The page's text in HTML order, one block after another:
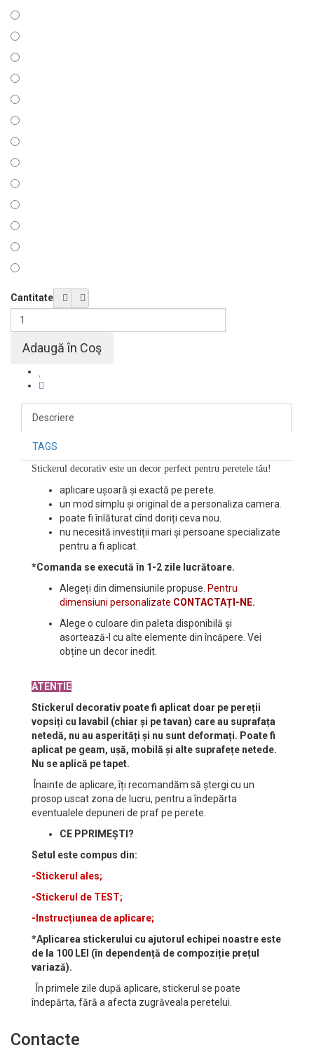
Cantitate
Descriere
TAGS
Stickerul decorativ este un decor perfect pentru peretele tău!
aplicare ușoară și exactă pe perete.
un mod simplu și original de a personaliza camera.
poate fi înlăturat cînd doriți ceva nou.
nu necesită investiții mari și persoane specializate
pentru a fi aplicat.
*Comanda se execută în 1-2 zile lucrătoare.
Alegeți din dimensiunile propuse. Pentru
dimensiuni personalizate CONTACTAȚI-NE.
Alege o culoare din paleta disponibilă și
asortează-l cu alte elemente din încăpere. Vei
obține un decor inedit.
ATENȚIE
Stickerul decorativ poate fi aplicat doar pe pereții
vopsiți cu lavabil (chiar și pe tavan) care au suprafața
netedă, nu au asperități și nu sunt deformați. Poate fi
aplicat pe geam, ușă, mobilă și alte suprafețe netede.
Nu se aplică pe tapet.
Înainte de aplicare, îți recomandăm să ștergi cu un
prosop uscat zona de lucru, pentru a îndepărta
eventualele depuneri de praf pe perete.
CE PPRIMEȘTI?
Setul este compus din:
-Stickerul ales;
-Stickerul de TEST;
-Instrucțiunea de aplicare;
*Aplicarea stickerului cu ajutorul echipei noastre este
de la 100 LEI (în dependență de compoziție prețul
variază).
În primele zile după aplicare, stickerul se poate
îndepărta, fără a afecta zugrăveala peretelui.
Contacte